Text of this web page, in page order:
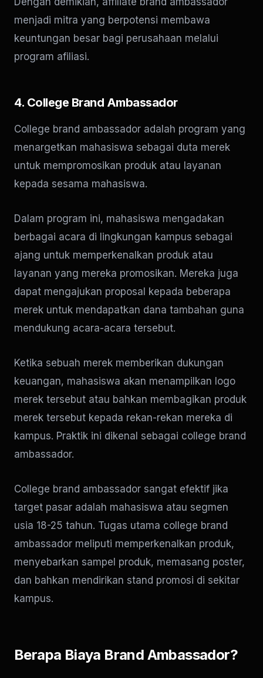
menjadi mitra yang berpotensi membawa
keuntungan besar bagi perusahaan melalui
program afiliasi.
4. College Brand Ambassador
College brand ambassador adalah program yang
menargetkan mahasiswa sebagai duta merek
untuk mempromosikan produk atau layanan
kepada sesama mahasiswa.
Dalam program ini, mahasiswa mengadakan
berbagai acara di lingkungan kampus sebagai
ajang untuk memperkenalkan produk atau
layanan yang mereka promosikan. Mereka juga
dapat mengajukan proposal kepada beberapa
merek untuk mendapatkan dana tambahan guna
mendukung acara-acara tersebut.
Ketika sebuah merek memberikan dukungan
keuangan, mahasiswa akan menampilkan logo
merek tersebut atau bahkan membagikan produk
merek tersebut kepada rekan-rekan mereka di
kampus. Praktik ini dikenal sebagai college brand
ambassador.
College brand ambassador sangat efektif jika
target pasar adalah mahasiswa atau segmen
usia 18-25 tahun. Tugas utama college brand
ambassador meliputi memperkenalkan produk,
menyebarkan sampel produk, memasang poster,
dan bahkan mendirikan stand promosi di sekitar
kampus.
Berapa Biaya Brand Ambassador?